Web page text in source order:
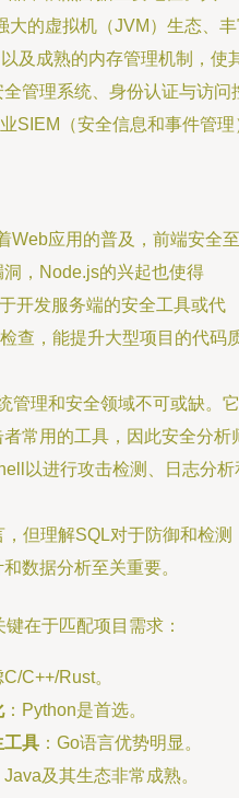
大的虚拟机（JVM）生态、
及成熟的内存管理机制，使
管理系统、身份认证与访问
SIEM（安全信息和事件管理
Web应用的普及，前端安全至
，Node.js的兴起也使得
开发服务端的安全工具或代
查，能提升大型项目的代码
管理和安全领域不可或缺。它
常用的工具，因此安全分析
以进行攻击检测、日志分析
，但理解SQL对于防御和检测
数据分析至关重要。
在于匹配项目需求：
C/C++/Rust。
：Python是首选。
工具 ：Go语言优势明显。
Java及其生态非常成熟。